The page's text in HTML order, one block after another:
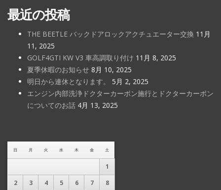
最近の投稿
THE BEETLE バックドアロックアクチュエーター交換 11月
11, 2025
GOLF4GTI KW V3 車高調取り付け 11月 8, 2025
夏季休暇のお知らせ 8月 10, 2025
明日から連休となります。
5月 2, 2025
エンジン内部洗浄ドクターカーボン施行とドクターカーボン
についてのお話 4月 13, 2025
日 月 火 水 木 金 土
1
2
3 4 5 6 7
8